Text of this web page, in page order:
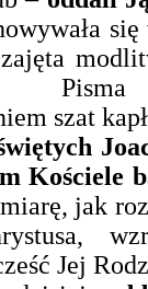
szat
Kościele
jak
Jej